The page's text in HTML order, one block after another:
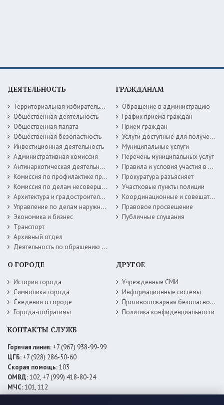
ДЕЯТЕЛЬНОСТЬ
Территориальная избирательная комиссия
Общественная деятельность
Общественная палата
Общественная безопастность
Инвестиционная деятельность
Административная комиссия
Антинаркотическая деятельность
Комиссия по профилактике правонарушений
Комиссия по делам несовершеннолетних
Архитектура и градостроительство
Управление по делам наружной рекламы
Экономика и бизнес
Транспорт
Архивный отдел
Деятельность по обращению с животными без владельцев
ГРАЖДАНАМ
Обращение в администрацию
График приема граждан
Прием граждан
Услуги доступные для получения в электронной форме
Муниципальные услуги
Перечень муниципальных услуг
Правила и условия участия в жилищных программах
Прокуратура разъясняет
Участковые пункты полиции
Координационные и совещательные органы
Правовое просвещение
Публичные слушания
О ГОРОДЕ
История города
Символика города
Сведения о городе
Города-побратимы
ДРУГОЕ
Учрежденные СМИ
Информационные системы
Противопожарная безопасность
Политика конфиденциальности
КОНТАКТЫ СЛУЖБ
Горячая линия:+7 (967) 938-99-99
ЦГБ:+7 (928) 286-50-60
Скорая помощь:103
ОМВД:102, +7 (999) 418-80-24
МЧС:101, 112
ЕДДС:+7 (928) 576-09-83